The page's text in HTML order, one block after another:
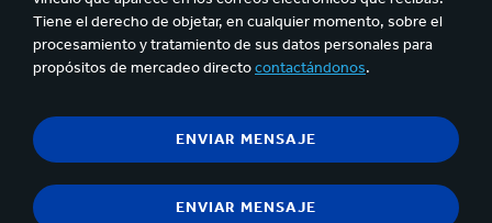
Tiene el derecho de objetar, en cualquier momento, sobre el
procesamiento y tratamiento de sus datos personales para
propósitos de mercadeo directocontactándonos.